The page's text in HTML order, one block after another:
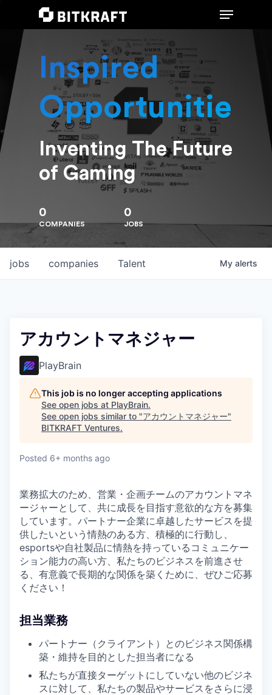
Hit enter to search or ESC to close
Inspired
Opportunities
Inventing The Future
of Gaming
0
COMPANIES
0
JOBS
jobs companies Talent My alerts
アカウントマネジャー
PlayBrain
This job is no longer accepting applications
See open jobs at PlayBrain.
See open jobs similar to "アカウントマネジャー"
BITKRAFT Ventures.
Posted 6+ months ago
業務拡大のため、営業・企画チームのアカウントマネ
ージャーとして、共に成長を目指す意欲的な方を募集
しています。パートナー企業に卓越したサービスを提
供したいという情熱のある方、積極的に行動し、
esportsや自社製品に情熱を持っているコミュニケー
ション能力の高い方、私たちのビジネスを前進させ
る、有意義で長期的な関係を築くために、ぜひご応募
ください！
担当業務
パートナー（クライアント）とのビジネス関係構
築・維持を目的とした担当者になる
私たちが直接ターゲットにしていない他のビジネ
スに対して、私たちの製品やサービスをさらに浸